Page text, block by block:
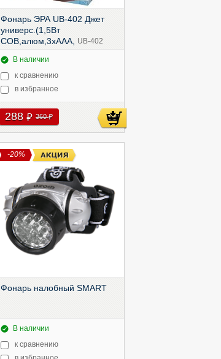
Фонарь ЭРА UB-402 Джет
универс.(1,5Вт
COB,алюм,3xAAA,
UB-402
В наличии
к сравнению
в избранное
288руб 360руб
-20%
Фонарь налобный SMART
В наличии
к сравнению